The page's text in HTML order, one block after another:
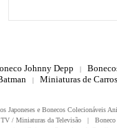
Johnny Depp |
| Miniaturas de
Japoneses e Bonecos Colecionáveis
/ Miniaturas da Televisão |